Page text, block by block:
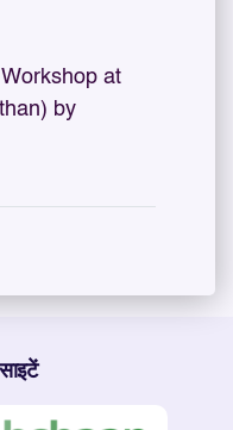
at
by